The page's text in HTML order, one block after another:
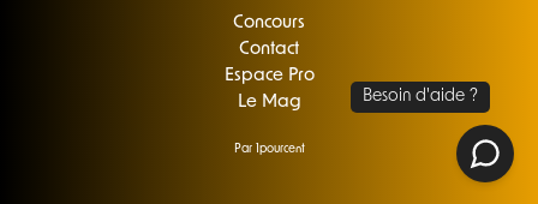
Concours
Contact
Espace Pro
Le Mag
Par 1pourcent